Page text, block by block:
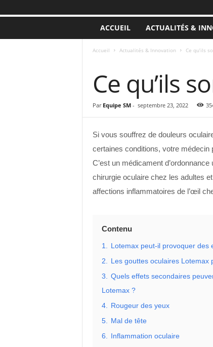
ACCUEIL ACTUALITÉS &
Accueil Actualités & Innovation Ce qu’ils
Ce qu’ils
Par Equipe SM- septembre 23, 2022
Si vous souffrez de douleurs
certaines conditions, votre
C’est un médicament
chirurgie oculaire chez les adultes
affections inflammatoires de l’œil
Contenu
1. Lotemax peut-il provoquer des
2. Les gouttes oculaires Lotemax
3. Quels effets secondaires
Lotemax ?
4. Rougeur des yeux
5. Mal de tête
6.
Inflammation oculaire